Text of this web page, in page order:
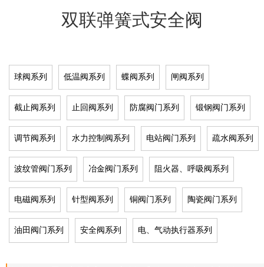
双联弹簧式安全阀
球阀系列 低温阀系列 蝶阀系列 闸阀系列
截止阀系列 止回阀系列 防腐阀门系列 锻钢阀门系列
调节阀系列 水力控制阀系列 电站阀门系列 疏水阀系列
波纹管阀门系列 冶金阀门系列 阻火器、呼吸阀系列
电磁阀系列 针型阀系列 铜阀门系列 陶瓷阀门系列
油田阀门系列 安全阀系列 电、气动执行器系列